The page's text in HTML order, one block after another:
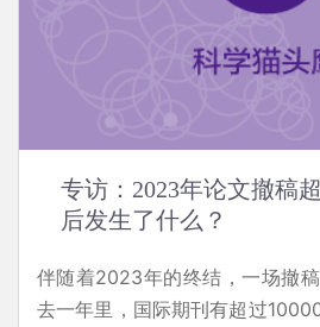
专访：2023年论文撤稿
后发生了什么？
伴随着2023年的终结，一场撤
去一年里，国际期刊有超过